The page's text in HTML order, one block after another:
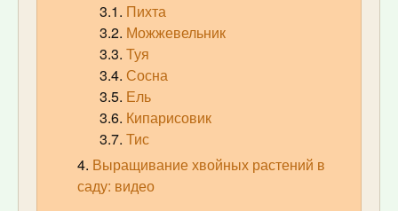
Пихта
Можжевельник
Туя
Сосна
Ель
Кипарисовик
Тис
Выращивание хвойных растений в
саду: видео